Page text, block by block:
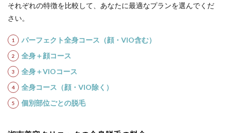
別ク
リニ
一覧
それぞれの特徴を比較して、あなたに最適なプランを選んでくだ
さい。
パーフェクト全身コース（顔・VIO含む）
全身＋顔コース
全身＋VIOコース
全身コース（顔・VIO除く）
個別部位ごとの脱毛